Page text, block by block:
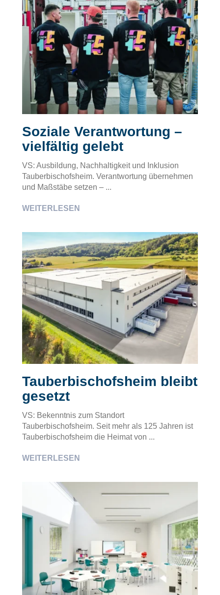
Soziale Verantwortung –
vielfältig gelebt
VS: Ausbildung, Nachhaltigkeit und Inklusion
Tauberbischofsheim. Verantwortung übernehmen
und Maßstäbe setzen – ...
WEITERLESEN
Tauberbischofsheim bleibt
gesetzt
VS: Bekenntnis zum Standort
Tauberbischofsheim. Seit mehr als 125 Jahren ist
Tauberbischofsheim die Heimat von ...
WEITERLESEN